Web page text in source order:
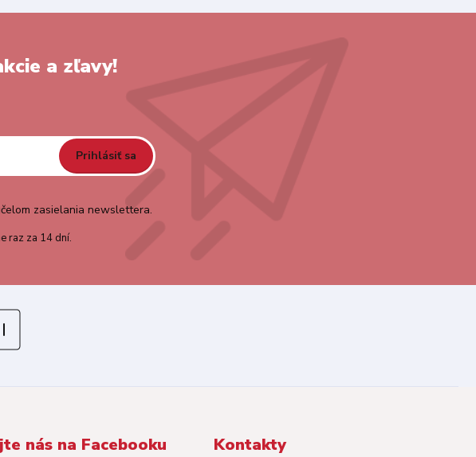
a zľavy!
Prihlásiť sa
zasielania newslettera.
raz za 14 dní.
nás na Facebooku Kontakty